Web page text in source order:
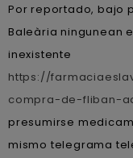
Por reportado, bajo
Baleària ningunean
inexistente
https://
compra-de-fliban-
presumirse
mismo telegrama